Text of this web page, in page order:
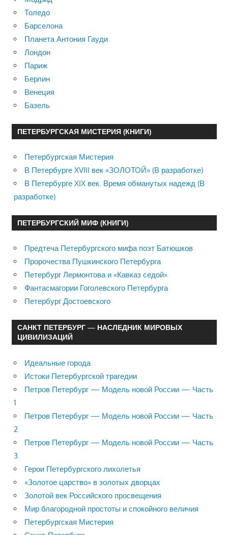
Толедо
Барселона
Планета Антония Гауди
Лондон
Париж
Берлин
Венеция
Базель
ПЕТЕРБУРГСКАЯ МИСТЕРИЯ (КНИГИ)
Петербургская Мистерия
В Петербурге XVIII век «ЗОЛОТОЙ» (В разработке)
В Петербурге XIX век. Время обманутых надежд (В
разработке)
ПЕТЕРБУРГСКИЙ МИФ (КНИГИ)
Предтеча Петербургского мифа поэт Батюшков
Пророчества Пушкинского Петербурга
Петербург Лермонтова и «Кавказ седой»
Фантасмагории Гоголевского Петербурга
Петербург Достоевского
САНКТ ПЕТЕРБУРГ — НАСЛЕДНИК МИРОВЫХ
ЦИВИЛИЗАЦИЙ
Идеальные города
Истоки Петербургской трагедии
Петров Петербург — Модель новой России — Часть
1
Петров Петербург — Модель новой России — Часть
2
Петров Петербург — Модель новой России — Часть
3
Герои Петербургского лихолетья
«Золотое царство» в золотых дворцах
Золотой век Российского просвещения
Мир благородной простоты и спокойного величия
Петербургская Мистерия